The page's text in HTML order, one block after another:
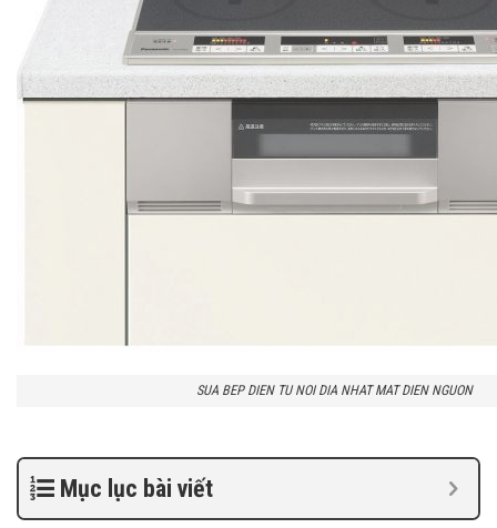
SUA BEP DIEN TU NOI DIA NHAT MAT DIEN NGUON
Mục lục bài viết